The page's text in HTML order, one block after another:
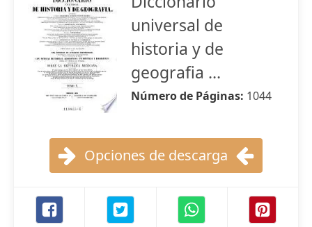
universal de
historia y de
geografia ...
Número de Páginas: 1044
Opciones de descarga